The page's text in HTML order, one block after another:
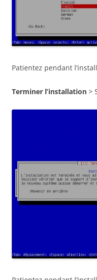
Patientez pendant
Terminer l’installation >